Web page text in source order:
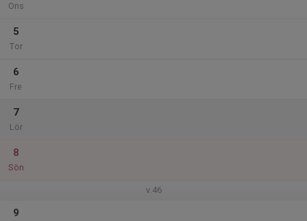
Ons
5
Tor
6
Fre
7
Lör
8
Sön
v.46
9